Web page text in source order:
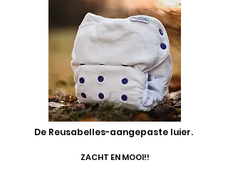
De Reusabelles-aangepaste luier.
ZACHT EN MOOI!!